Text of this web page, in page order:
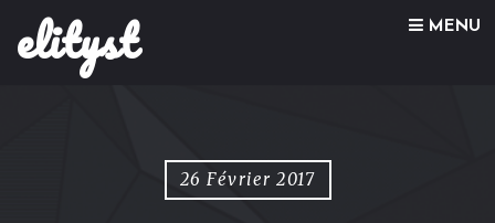
elityst MENU
Skip to content
26 Février 2017